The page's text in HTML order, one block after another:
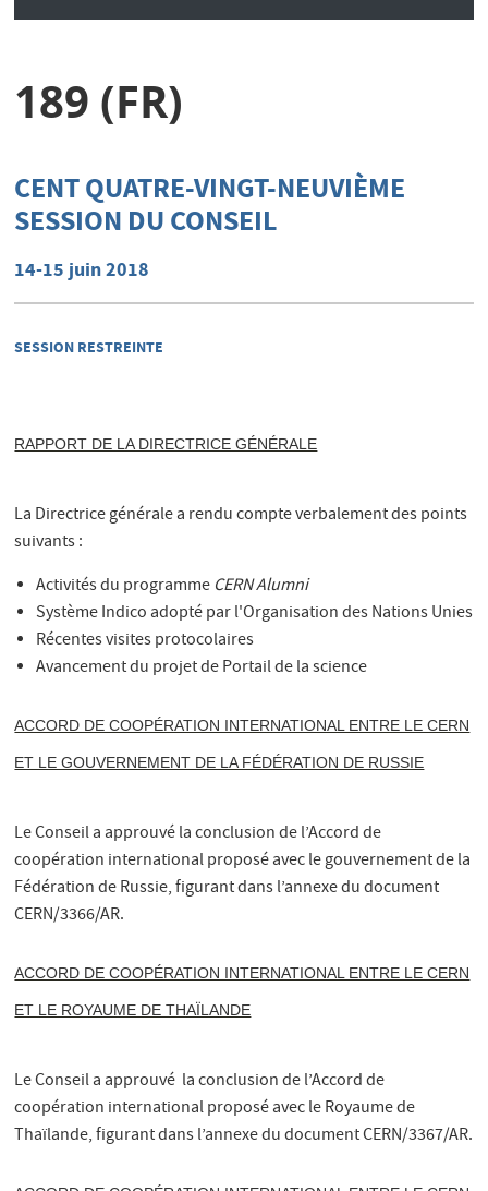
189 (FR)
CENT QUATRE-VINGT-NEUVIÈME
SESSION DU CONSEIL
14-15 juin 2018
SESSION RESTREINTE
RAPPORT DE LA DIRECTRICE GÉNÉRALE
La Directrice générale a rendu compte verbalement des points
suivants :
Activités du programme CERN Alumni
Système Indico adopté par l'Organisation des Nations Unies
Récentes visites protocolaires
Avancement du projet de Portail de la science
ACCORD DE COOPÉRATION INTERNATIONAL ENTRE LE CERN
ET LE GOUVERNEMENT DE LA FÉDÉRATION DE RUSSIE
Le Conseil a approuvé la conclusion de l’Accord de
coopération international proposé avec le gouvernement de la
Fédération de Russie, figurant dans l’annexe du document
CERN/3366/AR.
ACCORD DE COOPÉRATION INTERNATIONAL ENTRE LE CERN
ET LE ROYAUME DE THAÏLANDE
Le Conseil a approuvé la conclusion de l’Accord de
coopération international proposé avec le Royaume de
Thaïlande, figurant dans l’annexe du document CERN/3367/AR.